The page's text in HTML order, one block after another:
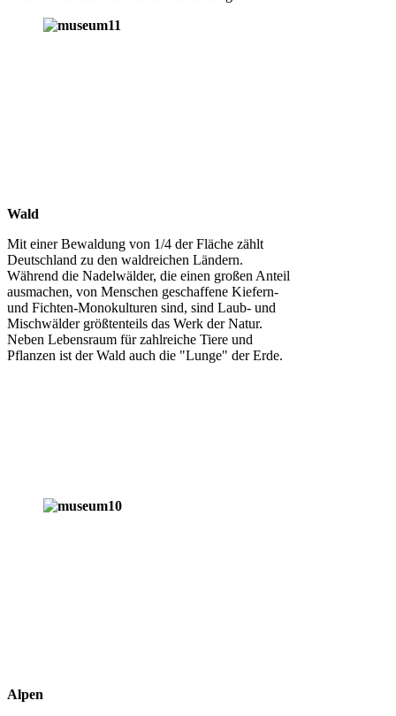
Wald
Mit einer Bewaldung von 1/4 der Fläche zählt
Deutschland zu den waldreichen Ländern.
Während die Nadelwälder, die einen großen Anteil
ausmachen, von Menschen geschaffene Kiefern-
und Fichten-Monokulturen sind, sind Laub- und
Mischwälder größtenteils das Werk der Natur.
Neben Lebensraum für zahlreiche Tiere und
Pflanzen ist der Wald auch die "Lunge" der Erde.
Alpen